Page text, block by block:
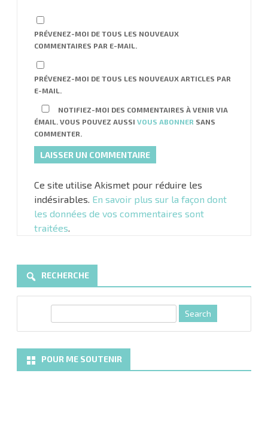
PRÉVENEZ-MOI DE TOUS LES NOUVEAUX
COMMENTAIRES PAR E-MAIL.
PRÉVENEZ-MOI DE TOUS LES NOUVEAUX ARTICLES PAR
E-MAIL.
NOTIFIEZ-MOI DES COMMENTAIRES À VENIR VIA
ÉMAIL. VOUS POUVEZ AUSSI VOUS ABONNER SANS
COMMENTER.
Ce site utilise Akismet pour réduire les
indésirables. En savoir plus sur la façon dont
les données de vos commentaires sont
traitées.
RECHERCHE
c
POUR ME SOUTENIR